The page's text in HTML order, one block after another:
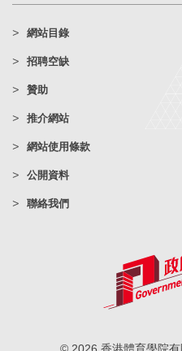
網站目錄
招聘空缺
贊助
推介網站
網站使用條款
公開資料
聯絡我們